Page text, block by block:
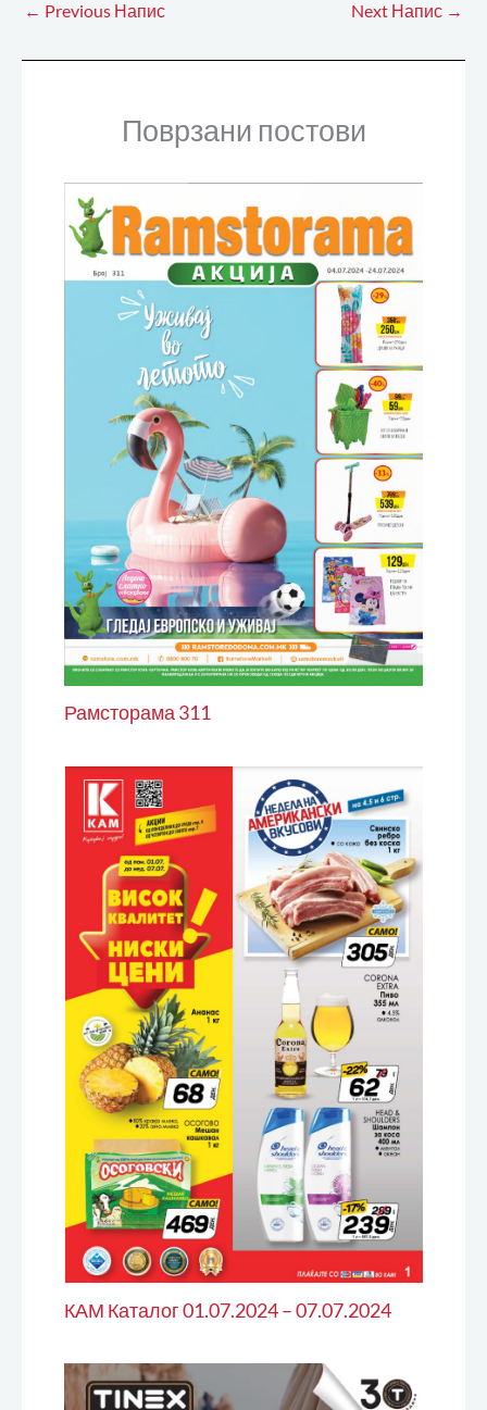
← Previous Напис Next Напис →
Поврзани постови
Рамсторама 311
КАМ Каталог 01.07.2024 – 07.07.2024